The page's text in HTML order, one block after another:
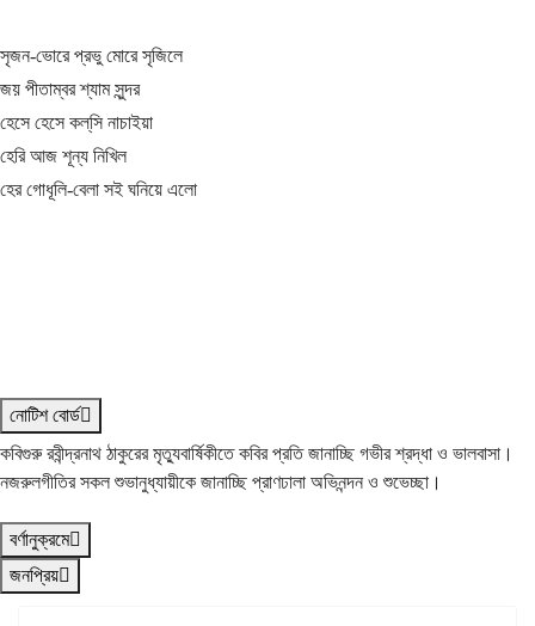
সৃজন-ভোরে প্রভু মোরে সৃজিলে
জয় পীতাম্বর শ্যাম সুন্দর
হেসে হেসে কল্‌সি নাচাইয়া
হেরি আজ শূন্য নিখিল
হের গোধূলি-বেলা সই ঘনিয়ে এলো
নোটিশ বোর্ড
কবিগুরু রবীন্দ্রনাথ ঠাকুরের মৃত্যুবার্ষিকীতে কবির প্রতি জানাচ্ছি গভীর শ্রদ্ধা ও ভালবাসা।
নজরুলগীতির সকল শুভানুধ্যায়ীকে জানাচ্ছি প্রাণঢালা অভিনন্দন ও শুভেচ্ছা।
বর্ণানুক্রমে
জনপ্রিয়